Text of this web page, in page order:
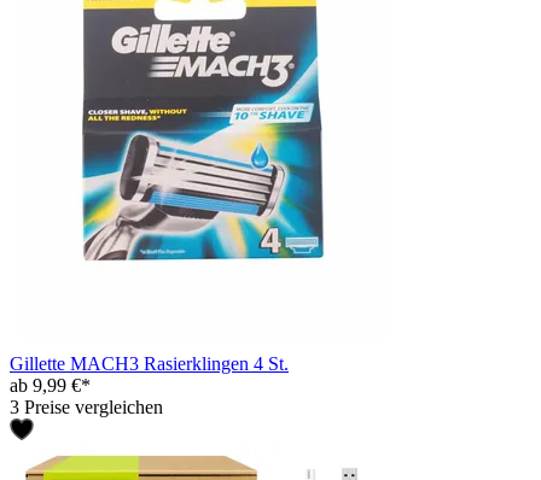
Gillette MACH3 Rasierklingen 4 St.
ab 9,99 €*
3 Preise vergleichen